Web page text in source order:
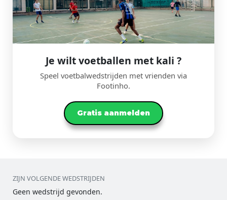
Je wilt voetballen met kali ?
Speel voetbalwedstrijden met vrienden via
Footinho.
Gratis aanmelden
ZIJN VOLGENDE WEDSTRIJDEN
Geen wedstrijd gevonden.